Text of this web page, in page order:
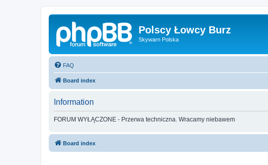
Polscy Łowcy Burz
Skywarn Polska
FAQ
Board index
Information
FORUM WYŁĄCZONE - Przerwa techniczna. Wracamy niebawem
Board index